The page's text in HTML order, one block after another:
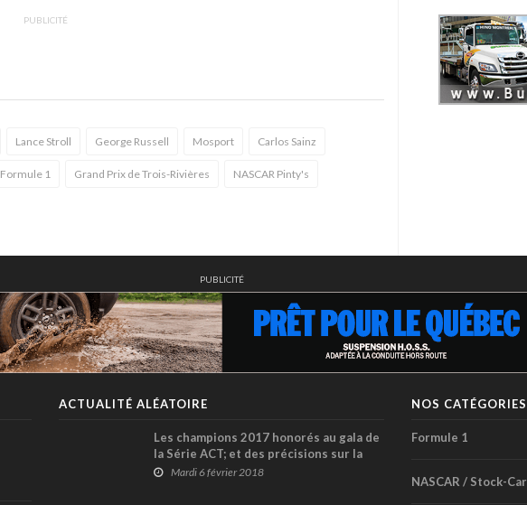
PUBLICITÉ
Lance Stroll George Russell Mosport Carlos Sainz
Formule 1 Grand Prix de Trois-Rivières NASCAR Pinty's
PUBLICITÉ
ACTUALITÉ ALÉATOIRE
Les champions 2017 honorés au gala de
la Série ACT; et des précisions sur la
saison 2018...
Mardi 6 février 2018
NOS CATÉGORIES
Formule 1
NASCAR / Stock-Car